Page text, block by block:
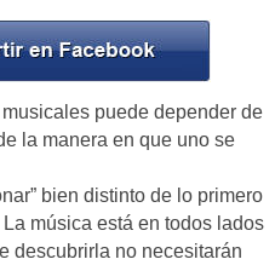
puede depender de
la manera en que uno se
bien distinto de lo primero
música está en todos lados
descubrirla no necesitarán